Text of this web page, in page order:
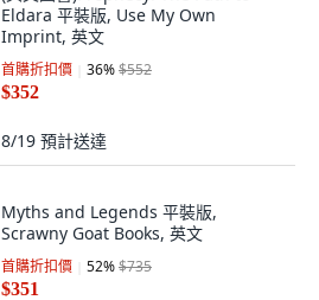
Eldara 平裝版, Use My Own
Imprint, 英文
首購折扣價 36%$552
$352
8/19 預計送達
Myths and Legends 平裝版,
Scrawny Goat Books, 英文
首購折扣價 52%$735
$351